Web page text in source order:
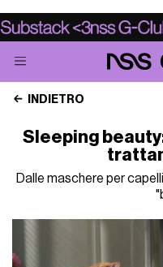
INDIETRO
Sleeping
Dalle maschere per